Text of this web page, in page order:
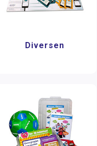
Diversen